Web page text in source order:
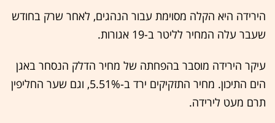
הירידה היא הקלה מסוימת עבור הנהגים, לאחר שרק בחודש
שעבר עלה המחיר לליטר ב-19 אגורות.
עיקר הירידה מוסבר בהפחתה של מחיר הדלק הנסחר באגן
הים התיכון. מחיר התזקיקים ירד ב-5.51%, וגם שער החליפין
תרם מעט לירידה.